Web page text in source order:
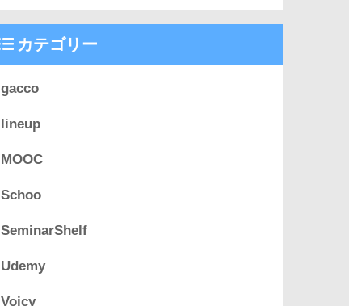
カテゴリー
gacco
lineup
MOOC
Schoo
SeminarShelf
Udemy
Voicy